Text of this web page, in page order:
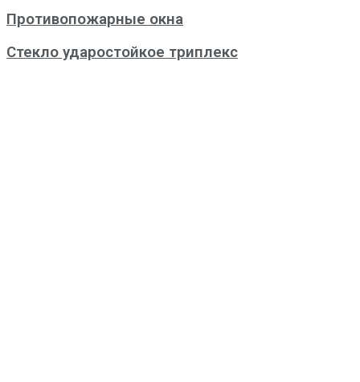
Противопожарные окна
Стекло ударостойкое триплекс